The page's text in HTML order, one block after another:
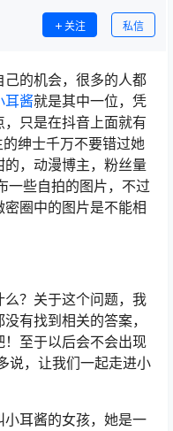
关注 私信
的机会，很多的人都
耳酱就是其中一位，凭
只是在抖音上面就有
绅士千万不要错过她
，动漫博主，粉丝量
一些自拍的图片，不过
圈中的图片是不能相
？关于这个问题，我
有找到相关的答案，
至于以后会不会出现
说，让我们一起走进小
耳酱的女孩，她是一